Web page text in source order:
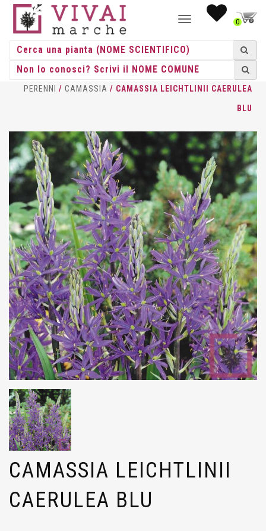
NAVIGAZIONE0
HOME/ ERBACEE ERBACEE
PERENNI / CAMASSIA / CAMASSIA LEICHTLINII CAERULEA
BLU
CAMASSIA LEICHTLINII
CAERULEA BLU